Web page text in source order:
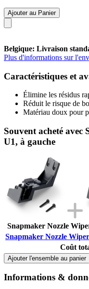
Ajouter au Panier
Belgique: Livraison
Plus d'informations sur
Caractéristiques et
Élimine les résidus
Réduit le risque de
Matériau doux pour
Souvent acheté
U1, à gauche
Snapmaker Nozzle
Snapmaker Nozzle
Coût
Ajouter l'ensemble au panier
Informations &